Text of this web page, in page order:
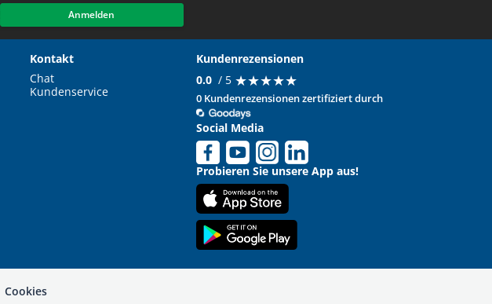
Anmelden
Kontakt
Chat
Kundenservice
Kundenrezensionen
0.0 / 5 ★★★★★
★★★★★
0 Kundenrezensionen zertifiziert durch
Social Media
Probieren Sie unsere App aus!
Cookies